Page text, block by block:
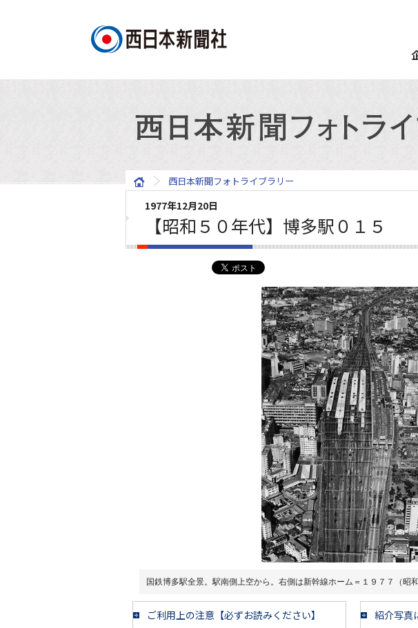
西日本新聞フォトライブラリー
1977年12月20日
【昭和５０年代】博多駅０１５
国鉄博多駅全景。駅南側上空から。右側は新幹線ホーム＝１９７７（昭
ご利用上の注意【必ずお読みください】 紹介写真